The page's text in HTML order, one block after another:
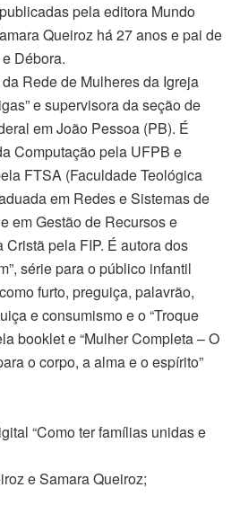
pela editora Mundo
Queiroz há 27 anos e pai de
Débora.
Rede de Mulheres da Igreja
e supervisora da seção de
em João Pessoa (PB). É
Computação pela UFPB e
FTSA (Faculdade Teológica
em Redes e Sistemas de
em Gestão de Recursos e
pela FIP. É autora dos
série para o público infantil
furto, preguiça, palavrão,
e consumismo e o “Troque
booklet e “Mulher Completa – O
o corpo, a alma e o espírito”
“Como ter famílias unidas e
e Samara Queiroz;